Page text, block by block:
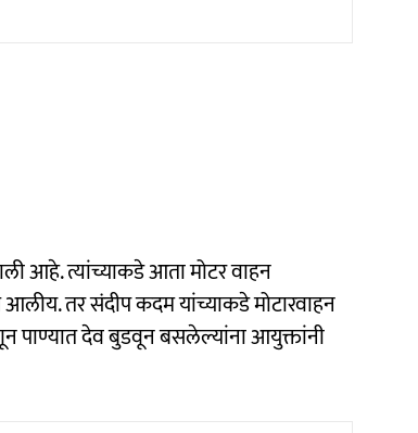
आहे. त्यांच्याकडे आता मोटर वाहन
आलीय. तर संदीप कदम यांच्याकडे मोटारवाहन
पाण्यात देव बुडवून बसलेल्यांना आयुक्तांनी